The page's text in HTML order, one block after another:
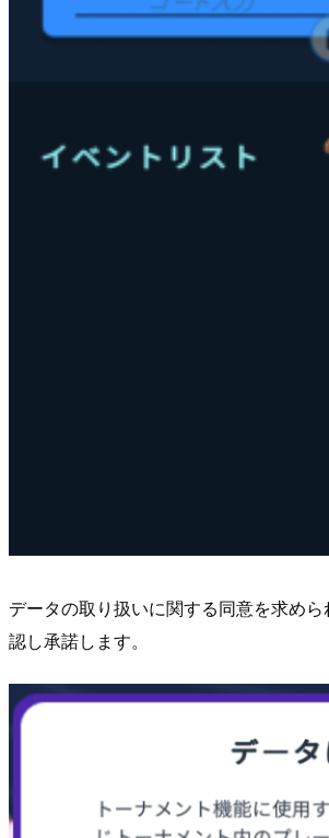
データの取り扱いに関する同意を求め
認し承諾します。